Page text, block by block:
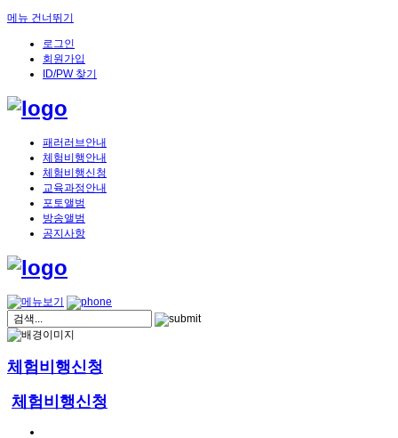
메뉴 건너뛰기
로그인
회원가입
ID/PW 찾기
패러러브안내
체험비행안내
체험비행신청
교육과정안내
포토앨범
방송앨범
공지사항
체험비행신청
체험비행신청